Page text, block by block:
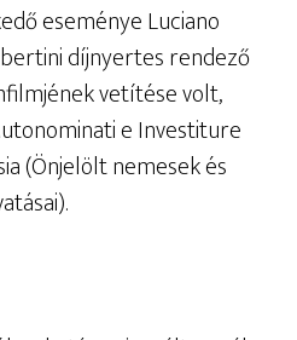
eseménye Luciano
díjnyertes rendező
vetítése volt,
e Investiture
(Önjelölt nemesek és